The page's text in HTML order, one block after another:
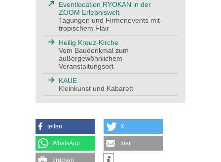
Eventlocation RYOKAN in der
ZOOM Erlebniswelt
Tagungen und Firmenevents mit
tropischem Flair
Heilig Kreuz-Kirche
Vom Baudenkmal zum
außergewöhnlichem
Veranstaltungsort
KAUE
Kleinkunst und Kabarett
teilen X
WhatsApp mail
drucken